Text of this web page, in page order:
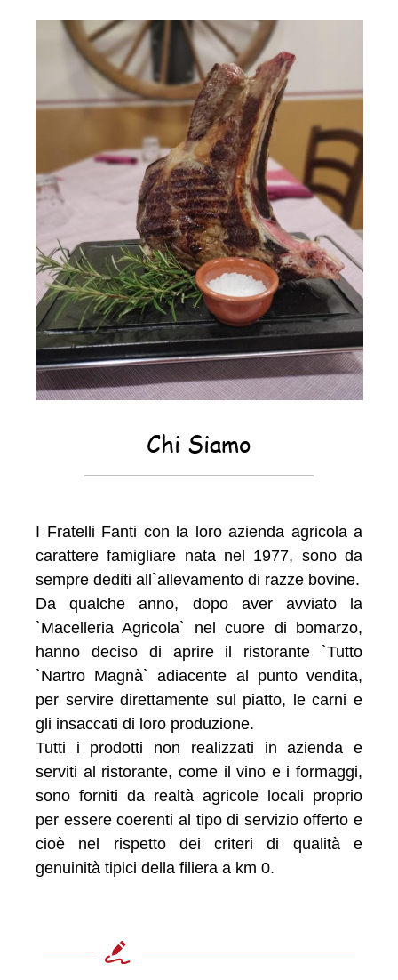
Chi Siamo
I Fratelli Fanti con la loro azienda agricola a
carattere famigliare nata nel 1977, sono da
sempre dediti all`allevamento di razze bovine.
Da qualche anno, dopo aver avviato la
`Macelleria Agricola` nel cuore di bomarzo,
hanno deciso di aprire il ristorante `Tutto
`Nartro Magnà` adiacente al punto vendita,
per servire direttamente sul piatto, le carni e
gli insaccati di loro produzione.
Tutti i prodotti non realizzati in azienda e
serviti al ristorante, come il vino e i formaggi,
sono forniti da realtà agricole locali proprio
per essere coerenti al tipo di servizio offerto e
cioè nel rispetto dei criteri di qualità e
genuinità tipici della filiera a km 0.